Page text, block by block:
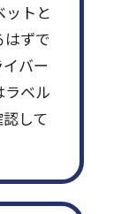
ットと
はずで
バー
ラベル
して